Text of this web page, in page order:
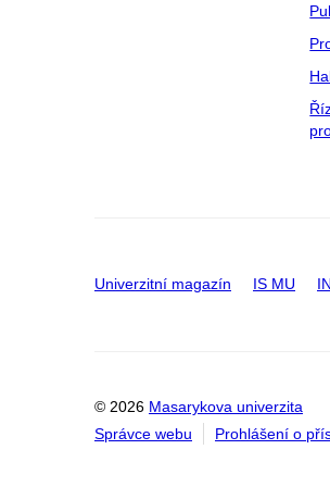
Univerzitní magazín IS MU
© 2026 Masarykova univerzita
Správce webu
Prohlášení o